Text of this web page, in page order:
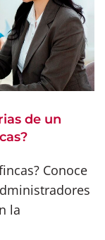
de un
Conoce
la